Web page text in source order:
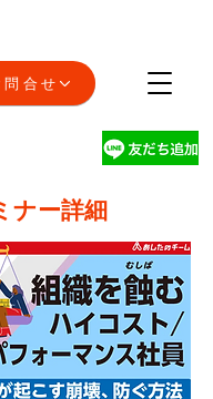
問合せ
ナー詳細